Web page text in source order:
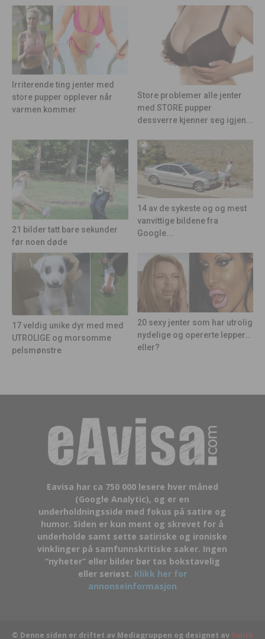
Irriterende ting jenter med
store pupper opplever når
varmen kommer
Store problemer alle jenter
med STORE pupper
dessverre kjenner seg igjen...
21 bilder tatt bare sekunder
før noen døde
14 av de sykeste og og mest
vanvittige bildene fra
Google...
17 veldig unike dyr med med
UTROLIGE og morsomme
pelsmønstre
20 sexy jenter som har utrolig
nydelige og opererte lepper…
eller?
Eavisa har ca 750 000 lesere hver måned
(Google Analytic), og er en
underholdningsside med fokus på satire og
humor. Siden er kun ment og skrevet for å
underholde samt sette satiriske og ironiske
vinklinger på samfunnskritiske saker. Ingen
“nyheter” eller bilder bør tas bokstavelig
eller seriøst. Klikk her for
annonseinformasjon
© Denne siden er driftet av Mediagruppen og designet av Smith